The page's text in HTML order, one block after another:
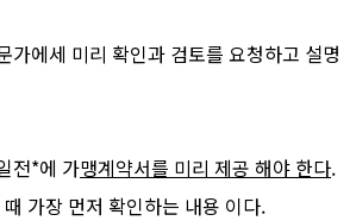
에세 미리 확인과 검토를 요청하고 설명
전*에 가맹계약서를 미리 제공 해야 한다.
가장 먼저 확인하는 내용 이다.